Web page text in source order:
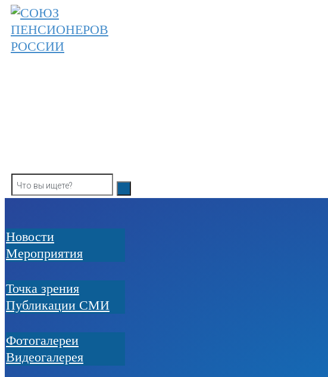
Skip
to
content
Новости
Мероприятия
Точка зрения
Публикации СМИ
Фотогалереи
Видеогалерея